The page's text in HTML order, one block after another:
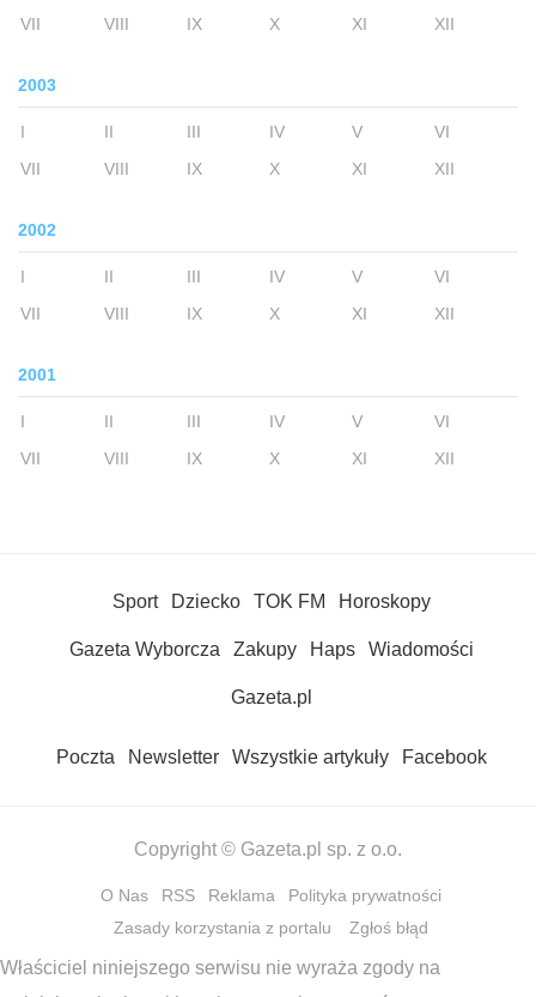
VII
VIII IX X XI XII
2003
I II III IV V
VI
VII
VIII IX X XI XII
2002
I II III IV V
VI
VII
VIII IX X XI XII
2001
I II III IV V
VI
VII
VIII IX X XI XII
Sport Dziecko TOK FM Horoskopy
Gazeta Wyborcza Zakupy Haps Wiadomości
Gazeta.pl
Poczta Newsletter Wszystkie artykuły Facebook
Copyright © Gazeta.pl sp. z o.o.
O Nas RSS Reklama
Polityka prywatności
Zasady korzystania z portalu
Zgłoś błąd
Właściciel niniejszego serwisu nie wyraża zgody na